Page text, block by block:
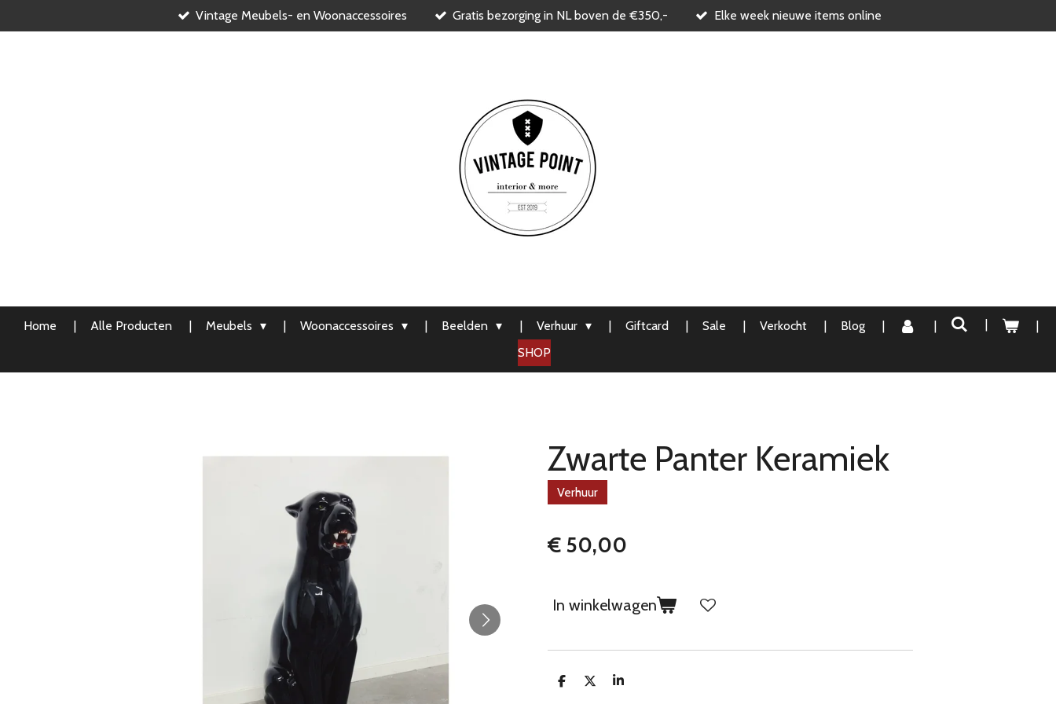
direct
Vintage Meubels- en Woonaccessoires Gratis bezorging in NL boven de €350,- Elke week nieuwe items online
Home Alle Producten Meubels Woonaccessoires Beelden Verhuur Giftcard Sale Verkocht
Blog
SHOP
Zwarte Panter Keramiek
Verhuur
€ 50,00
In winkelwagen
D
D
S